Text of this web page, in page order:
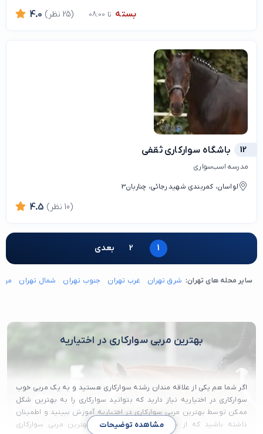
بسته تا 08:00 4.0 (25 نظر)
12 باشگاه سوارکاری ثقفی
مدرسه اسب‌سواری
لواسان، کمربندی شهید رجائی، چناربان3
4.5 (10 نظر)
1
2 بعدی
سایر محله های تهران: شرق تهران غرب تهران جنوب تهران شمال تهران
بهترین مربی سوارکاری در اختیاریه
اگر شما هم یکی از علاقه مندان رشته سوارکاری هستید و به یک مربی خوب
سوارکاری در اختیاریه نیاز دارید که بتوانید سوارکاری را به بهترین شکل
ممکن توسط بهترین مربی سوارکاری در اختیاریه آموزش ببینید و اطمینان
داشته باشید که از بین تمامی مربی ها شما بهترین مربی سوارکاری
مشاهده توضیحات